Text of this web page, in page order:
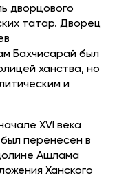
дворцового
татар. Дворец
Бахчисарай был
ханства, но
и
XVI века
перенесен в
Ашлама
Ханского